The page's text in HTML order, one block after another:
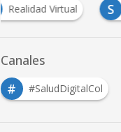
Realidad Virtual S
Canales
#
#SaludDigitalCol